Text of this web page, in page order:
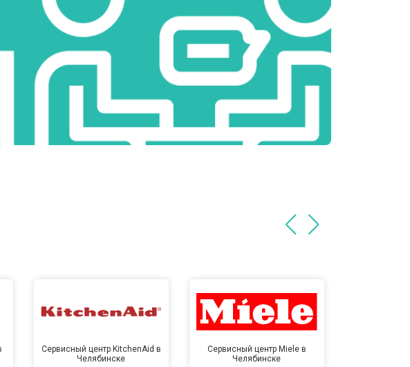
Сервисный центр KitchenAid в
Челябинске
Сервисный центр Miele в
Челябинске